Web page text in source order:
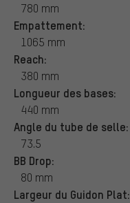
780 mm
Empattement:
1065 mm
Reach:
380 mm
Longueur des bases:
440 mm
Angle du tube de selle:
73.5
BB Drop:
80 mm
Largeur du Guidon Plat: